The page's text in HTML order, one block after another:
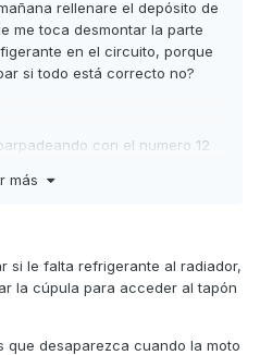
rellenare el depósito de
me toca desmontar la parte
en el circuito, porque
si todo está correcto no?
con el numero 12
más
si le falta refrigerante al radiador,
la cúpula para acceder al tapón
que desaparezca cuando la moto